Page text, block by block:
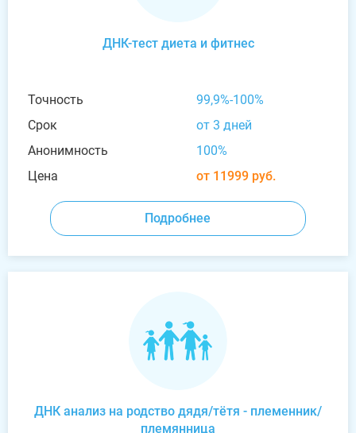
ДНК-тест диета и фитнес
Точность
99,9%-100%
Срок
от 3 дней
Анонимность
100%
Цена
от 11999 руб.
Подробнее
ДНК анализ на родство дядя/тётя - племенник/
племянница